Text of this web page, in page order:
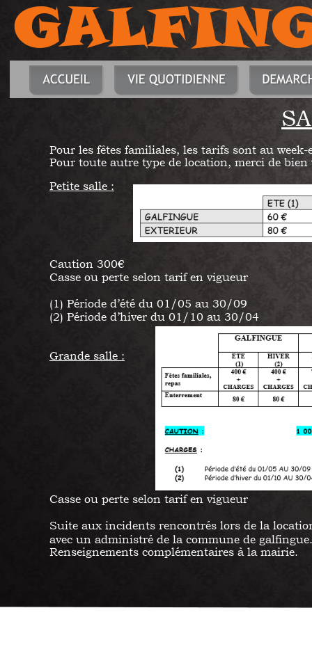
Petite salle :
Tarifs encours de mise
Caution 300€
Casse ou perte selon tarif en vigueur
(1) Période d’été du 01/05 au 30/09
(2) Période d’hiver du 01/10 au 30/04
Grande salle :
Casse ou perte selon tarif en vigueur
Suite aux incidents rencontrés lors de la
avec un administré de la commune de
Renseignements complémentaires à la mairie.
Pour les fêtes familiales, les tarifs sont au
Pour toute autre type de location, merci de